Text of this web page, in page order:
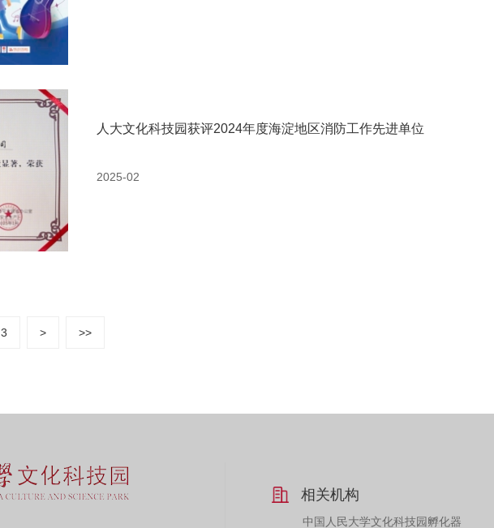
人大文化科技园获评2024年度海淀地区消防工作先进单位
2025-02
3 > >>
相关机构
中国人民大学文化科技园孵化器